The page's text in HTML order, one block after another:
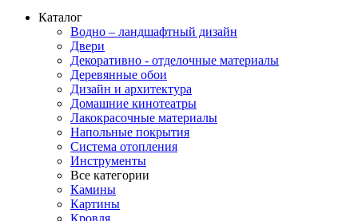
Каталог
Водно – ландшафтный дизайн
Двери
Декоративно - отделочные материалы
Деревянные обои
Дизайн и архитектура
Домашние кинотеатры
Лакокрасочные материалы
Напольные покрытия
Система отопления
Инструменты
Все категории
Камины
Картины
Кровля